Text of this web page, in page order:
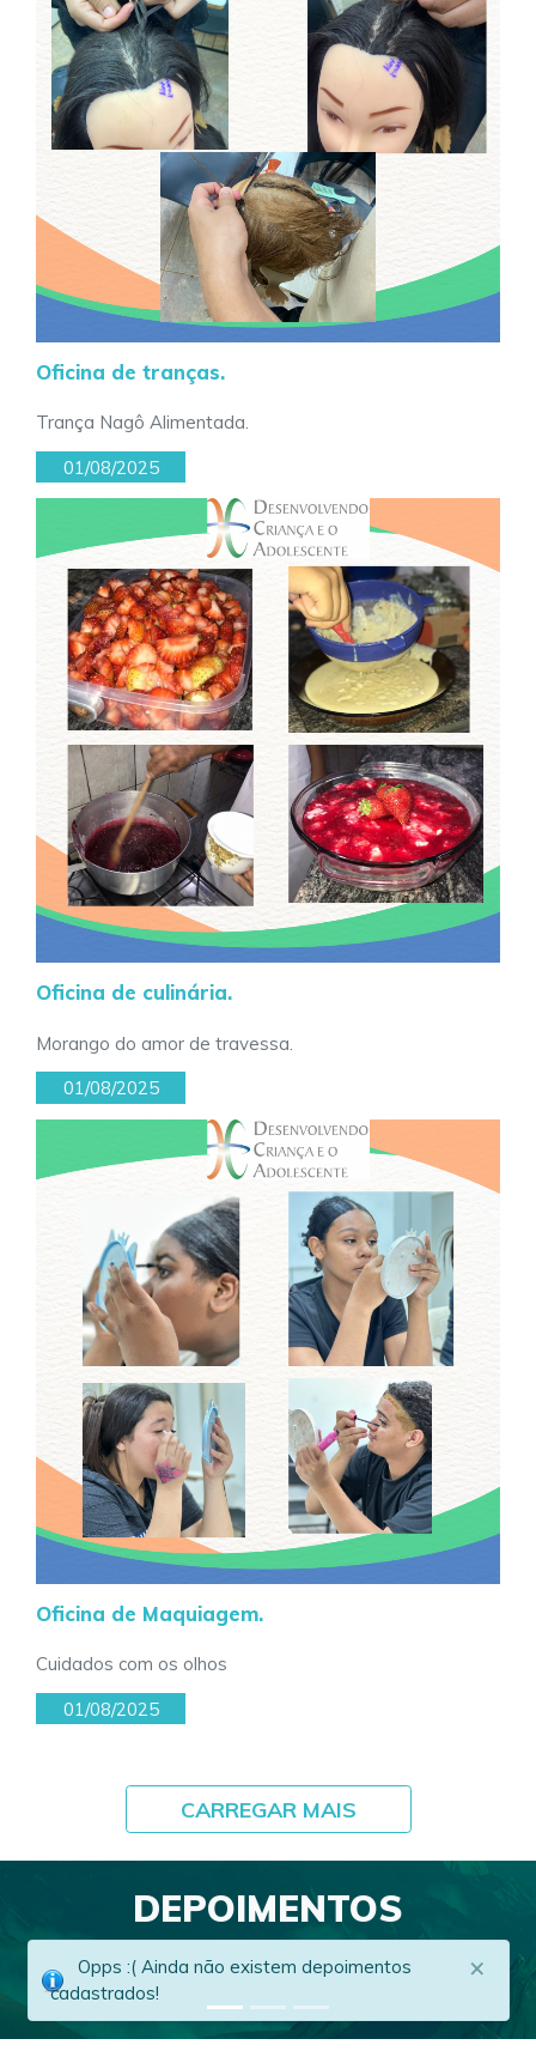
Oficina de tranças.
Trança Nagô Alimentada.
01/08/2025
Oficina de culinária.
Morango do amor de travessa.
01/08/2025
Oficina de Maquiagem.
Cuidados com os olhos
01/08/2025
CARREGAR MAIS
DEPOIMENTOS
Opps :( Ainda não existem depoimentos
cadastrados!
×